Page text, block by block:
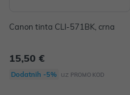
Canon tinta CLI-571BK, crna
15,50 €
Dodatnih -5% uz PROMO KOD